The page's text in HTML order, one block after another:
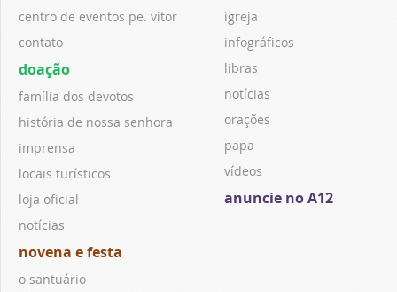
centro de eventos pe. vitor
contato
doação
família dos devotos
história de nossa senhora
imprensa
locais turísticos
loja oficial
notícias
novena e festa
o santuário
igreja
infográficos
libras
notícias
orações
papa
vídeos
anuncie no A12